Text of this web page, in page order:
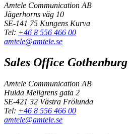
Amtele Communication AB
Jägerhorns väg 10
SE-141 75 Kungens Kurva
Tel: +46 8 556 466 00
amtele@amtele.se
Sales Office Gothenburg
Amtele Communication AB
Hulda Mellgrens gata 2
SE-421 32 Västra Frölunda
Tel: +46 8 556 466 00
amtele@amtele.se